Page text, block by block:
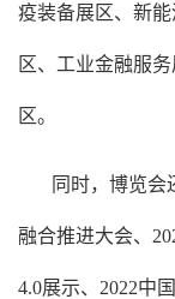
疫装备展区、新
区、工业金融服
区。
同时，博览会
融合推进大会、
4.0展示、2022中